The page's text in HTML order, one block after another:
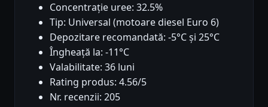
Concentrație uree: 32.5%
Tip: Universal (motoare diesel Euro 6)
Depozitare recomandată: -5°C și 25°C
Îngheață la: -11°C
Valabilitate: 36 luni
Rating produs: 4.56/5
Nr. recenzii: 205